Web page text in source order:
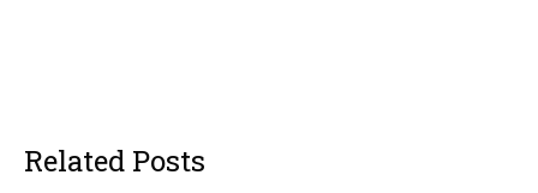
Related Posts